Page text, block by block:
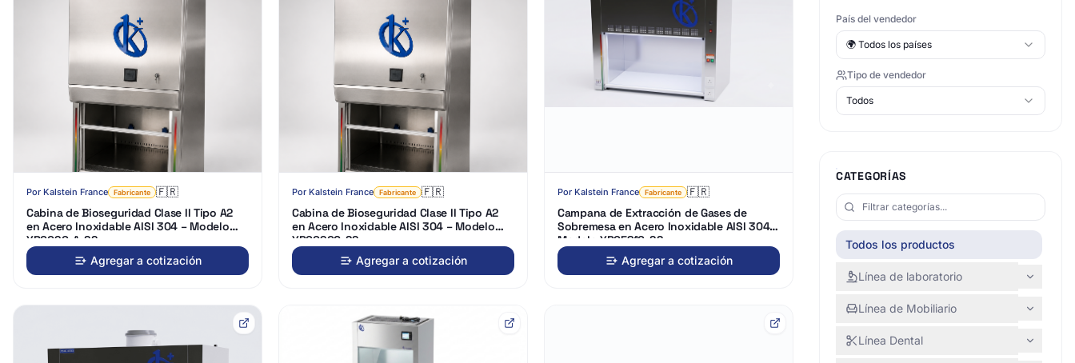
Por Kalstein France Fabricante 🇫🇷
Cabina de Bioseguridad Clase II Tipo A2
en Acero Inoxidable AISI 304 – Modelo
YR0090-A-SS
Agregar a cotización
Por Kalstein France Fabricante 🇫🇷
Cabina de Bioseguridad Clase II Tipo A2
en Acero Inoxidable AISI 304 – Modelo
YR0090C-SS
Agregar a cotización
Por Kalstein France Fabricante 🇫🇷
Campana de Extracción de Gases de
Sobremesa en Acero Inoxidable AISI 304 –
Modelo YR05810-SS
Agregar a cotización
País del vendedor
🌍 Todos los países
Tipo de vendedor
Todos
CATEGORÍAS
Todos los productos
Línea de laboratorio
Línea de Mobiliario
Línea Dental